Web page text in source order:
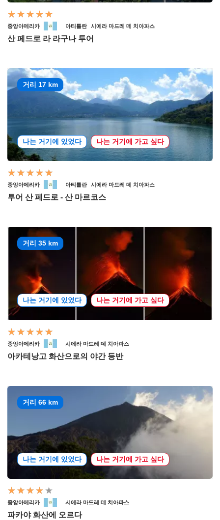
중앙아메리카 아티틀란 시에라 마드레 데 치아파스
산 페드로 라 라구나 투어
거리 17 km
나는 거기에 있었다 나는 거기에 가고 싶다
중앙아메리카 아티틀란 시에라 마드레 데 치아파스
투어 산 페드로 - 산 마르코스
거리 35 km
나는 거기에 있었다 나는 거기에 가고 싶다
중앙아메리카 시에라 마드레 데 치아파스
아카테낭고 화산으로의 야간 등반
거리 66 km
나는 거기에 있었다 나는 거기에 가고 싶다
중앙아메리카 시에라 마드레 데 치아파스
파카야 화산에 오르다